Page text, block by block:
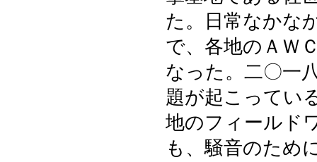
た。日常なかな
で、各地のＡＷ
なった。二〇一
題が起こってい
地のフィールド
も、騒音のため